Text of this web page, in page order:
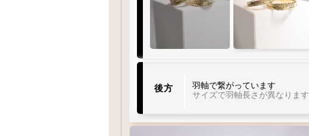
後方
羽軸で繋がっています
サイズで羽軸長さが異なります